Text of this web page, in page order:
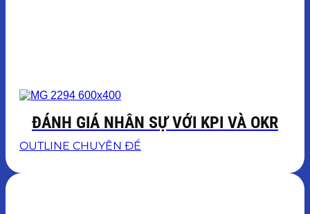
ĐÁNH GIÁ NHÂN SỰ VỚI KPI VÀ OKR
OUTLINE CHUYÊN ĐỀ